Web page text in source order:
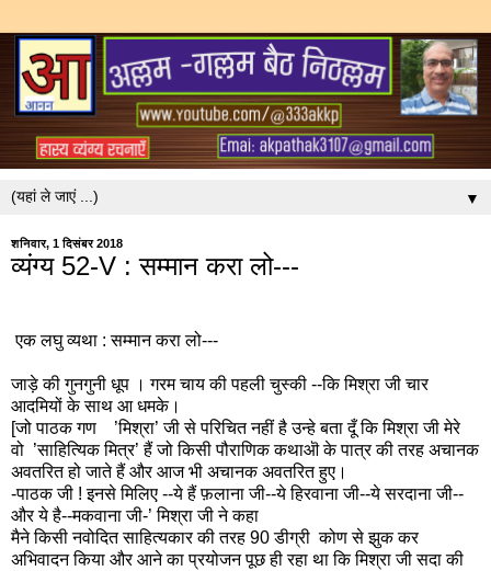
▼
शनिवार, 1 दिसंबर 2018
व्यंग्य 52-V : सम्मान करा लो---
एक लघु व्यथा : सम्मान करा लो---
जाड़े की गुनगुनी धूप । गरम चाय की पहली चुस्की --कि मिश्रा जी चार
आदमियों के साथ आ धमके।
[जो पाठक गण ’मिश्रा’ जी से परिचित नहीं है उन्हे बता दूँ कि मिश्रा जी मेरे
वो ’साहित्यिक मित्र’ हैं जो किसी पौराणिक कथाऒ के पात्र की तरह अचानक
अवतरित हो जाते हैं और आज भी अचानक अवतरित हुए।
-पाठक जी ! इनसे मिलिए --ये हैं फ़लाना जी--ये हिरवाना जी--ये सरदाना जी--
और ये है--मकवाना जी-’ मिश्रा जी ने कहा
मैने किसी नवोदित साहित्यकार की तरह 90 डीग्री कोण से झुक कर
अभिवादन किया और आने का प्रयोजन पूछ ही रहा था कि मिश्रा जी सदा की